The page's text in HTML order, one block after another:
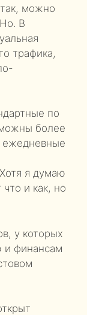
можно
В
трафика,
по
более
ежедневные
я думаю
и как, но
у которых
и финансам